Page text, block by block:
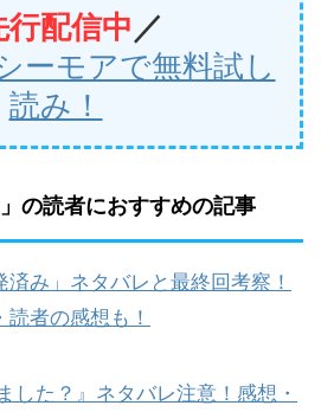
行配信中 ／
ーモアで無料試し
読み！
の読者におすすめの記事
済み」ネタバレと最終回考察！
者の感想も！
した？』ネタバレ注意！感想・